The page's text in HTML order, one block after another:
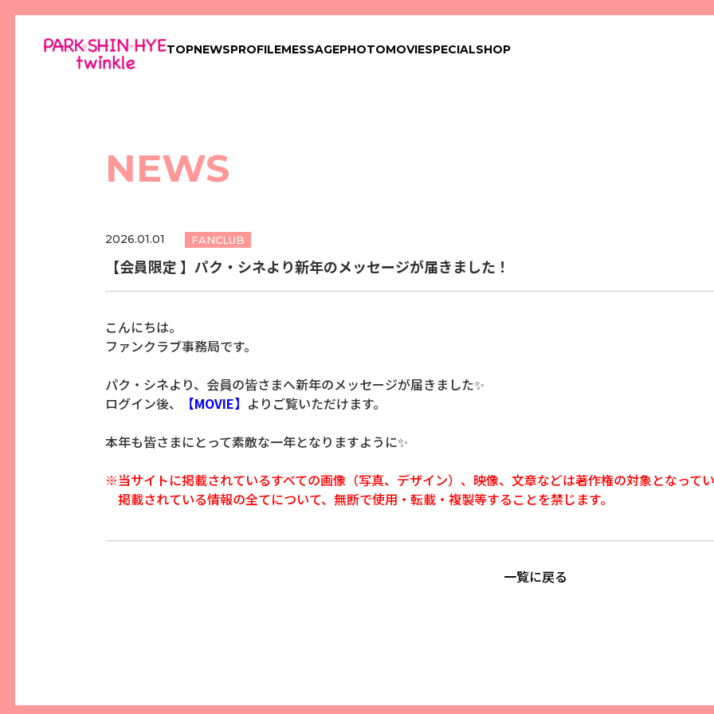
TOPNEWSPROFILEMESSAGEPHOTOMOVIESPECIALSHOP
NEWS
2026.01.01 FANCLUB
【会員限定 】パク・シネより新年のメッセージが届きました！
こんにちは。
ファンクラブ事務局です。
パク・シネより、会員の皆さまへ新年のメッセージが届きました✨
ログイン後、
【MOVIE】 よりご覧いただけます。
本年も皆さまにとって素敵な一年となりますように✨
※当サイトに掲載されているすべての画像（写真、デザイン）、映像、文章などは著作権の対象となって
掲載されている情報の全てについて、無断で使用・転載・複製等することを禁じます。
一覧に戻る